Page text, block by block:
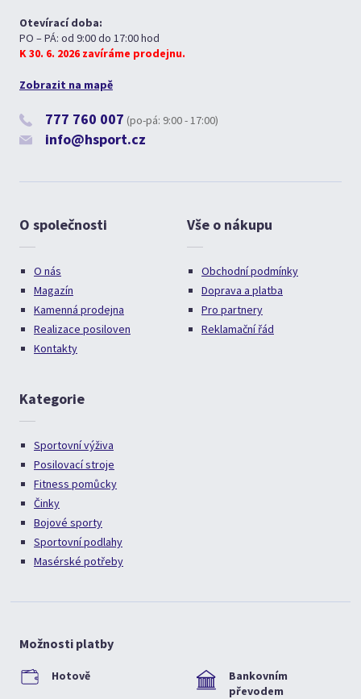
Otevírací doba:
PO – PÁ: od 9:00 do 17:00 hod
K 30. 6. 2026 zavíráme prodejnu.
Zobrazit na mapě
777 760 007 (po-pá: 9:00 - 17:00)
info@hsport.cz
O společnosti
O nás
Magazín
Kamenná prodejna
Realizace posiloven
Kontakty
Vše o nákupu
Obchodní podmínky
Doprava a platba
Pro partnery
Reklamační řád
Kategorie
Sportovní výživa
Posilovací stroje
Fitness pomůcky
Činky
Bojové sporty
Sportovní podlahy
Masérské potřeby
Možnosti platby
Hotově
Bankovním
převodem